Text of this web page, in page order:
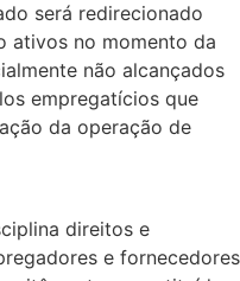
será redirecionado
ativos no momento da
não alcançados
empregatícios que
da operação de
direitos e
e fornecedores